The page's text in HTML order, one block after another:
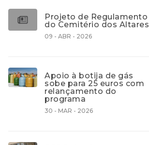
Projeto de Regulamento
do Cemitério dos Altares
09 - ABR - 2026
Apoio à botija de gás
sobe para 25 euros com
relançamento do
programa
30 - MAR - 2026